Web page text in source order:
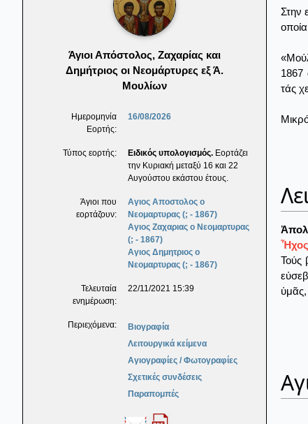
Άγιοι Απόστολος, Ζαχαρίας και
Δημήτριος οι Νεομάρτυρες εξ Ά.
Μουλίων
Ημερομηνία
Εορτής:
16/08/2026
Τύπος εορτής: Ειδικός υπολογισμός. Εορτάζει
την Κυριακή μεταξύ 16 και 22
Αυγούστου εκάστου έτους.
Άγιοι που
εορτάζουν:
Αγιος Αποστολος ο
Νεομαρτυρας (; - 1867)
Αγιος Ζαχαριας ο Νεομαρτυρας
(; - 1867)
Αγιος Δημητριος ο
Νεομαρτυρας (; - 1867)
Τελευταία
ενημέρωση:
22/11/2021 15:39
Περιεχόμενα:
Βιογραφία
Λειτουργικά κείμενα
Αγιογραφίες / Φωτογραφίες
Σχετικές συνδέσεις
Παραπομπές
Στην
1867
τάς
Ἦχος
Τούς